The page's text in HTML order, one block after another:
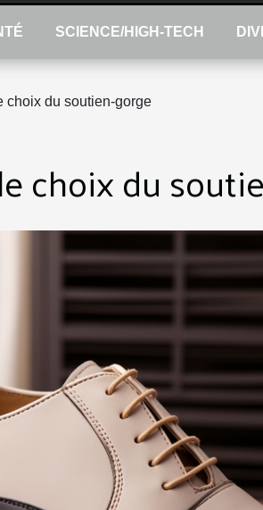
SCIENCE/HIGH-TECH
choix du soutien-gorge
choix du